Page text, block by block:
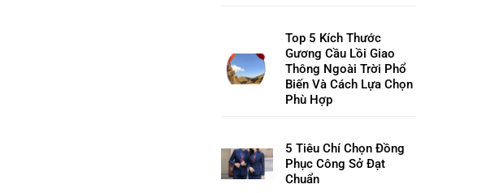
Top 5 Kích Thước
Gương Cầu Lồi Giao
Thông Ngoài Trời Phổ
Biến Và Cách Lựa Chọn
Phù Hợp
5 Tiêu Chí Chọn Đồng
Phục Công Sở Đạt
Chuẩn